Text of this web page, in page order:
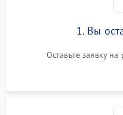
1. Вы
Оставьте заявку